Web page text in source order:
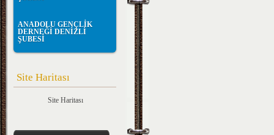
ANADOLU GENÇLİK
DERNEĞİ DENİZLİ
ŞUBESİ
Site Haritası
Site Haritası